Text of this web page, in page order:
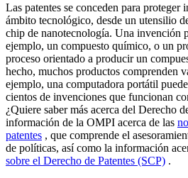
Las patentes se conceden para proteger
ámbito tecnológico, desde un utensilio
chip de nanotecnología. Una invención
ejemplo, un compuesto químico, o un
proceso orientado a producir un
hecho, muchos productos comprenden
ejemplo, una computadora portátil
cientos de invenciones que funcionan
¿Quiere saber más acerca del Derecho
información de la OMPI acerca de las
patentes , que comprende el
de políticas, así como la información
sobre el Derecho de Patentes (SCP) .